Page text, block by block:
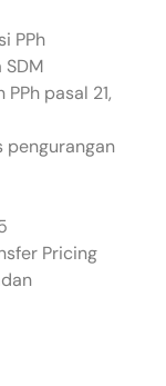
PPh
pasal 21,
pengurangan
Pricing